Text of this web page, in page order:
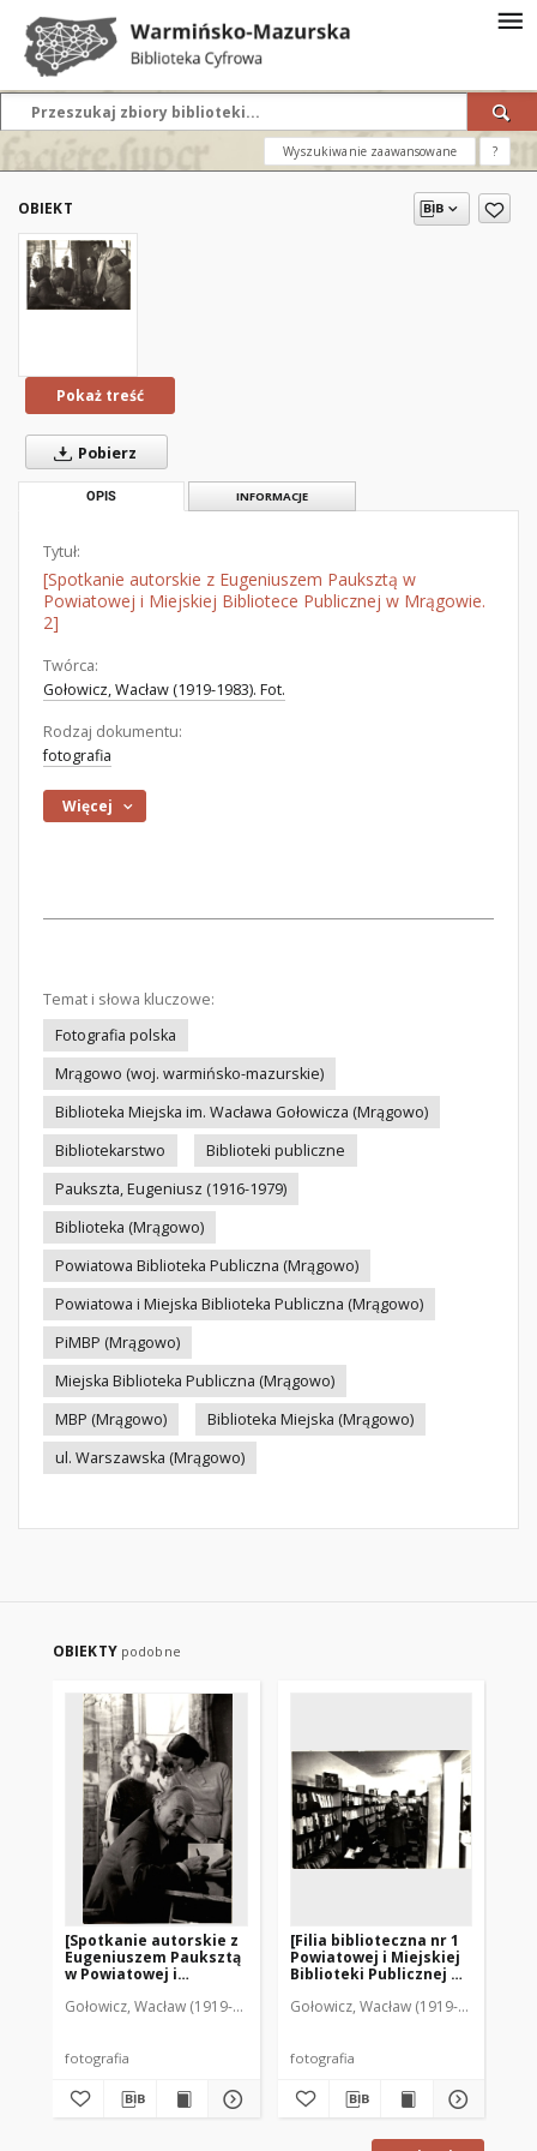
Wyszukiwanie zaawansowane ?
OBIEKT
Pokaż treść
Pobierz
OPIS INFORMACJE
Tytuł:
[Spotkanie autorskie z Eugeniuszem Pauksztą w
Powiatowej i Miejskiej Bibliotece Publicznej w Mrągowie.
2]
Twórca:
Gołowicz, Wacław (1919-1983). Fot.
Rodzaj dokumentu:
fotografia
Więcej
Temat i słowa kluczowe:
Fotografia polska
Mrągowo (woj. warmińsko-mazurskie)
Biblioteka Miejska im. Wacława Gołowicza (Mrągowo)
Bibliotekarstwo
Biblioteki publiczne
Paukszta, Eugeniusz (1916-1979)
Biblioteka (Mrągowo)
Powiatowa Biblioteka Publiczna (Mrągowo)
Powiatowa i Miejska Biblioteka Publiczna (Mrągowo)
PiMBP (Mrągowo)
Miejska Biblioteka Publiczna (Mrągowo)
MBP (Mrągowo)
Biblioteka Miejska (Mrągowo)
ul. Warszawska (Mrągowo)
OBIEKTY podobne
[Spotkanie autorskie z
Eugeniuszem Pauksztą
w Powiatowej i
Publicznej w Mrągowie.
Gołowicz, Wacław (1919-1983). Fot.
fotografia
[Filia biblioteczna nr 1
Powiatowej i Miejskiej
Biblioteki Publicznej w
Gołowicz, Wacław (1919-1983). Fot.
fotografia